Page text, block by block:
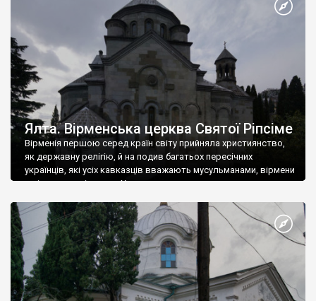
А потім було Хрещення Русі. На честь Херсонесу Таврійського
Ялта. Вірменська церква Святої Ріпсіме
Вірменія першою серед країн світу прийняла християнство,
як державну релігію, й на подив багатьох пересічних
українців, які усіх кавказців вважають мусульманами, вірмени
є відданими вірянами Христа